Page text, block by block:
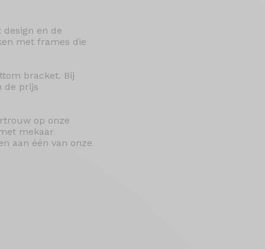
en de
met frames die
bracket. Bij
de prijs
op onze
mekaar
aan één van onze